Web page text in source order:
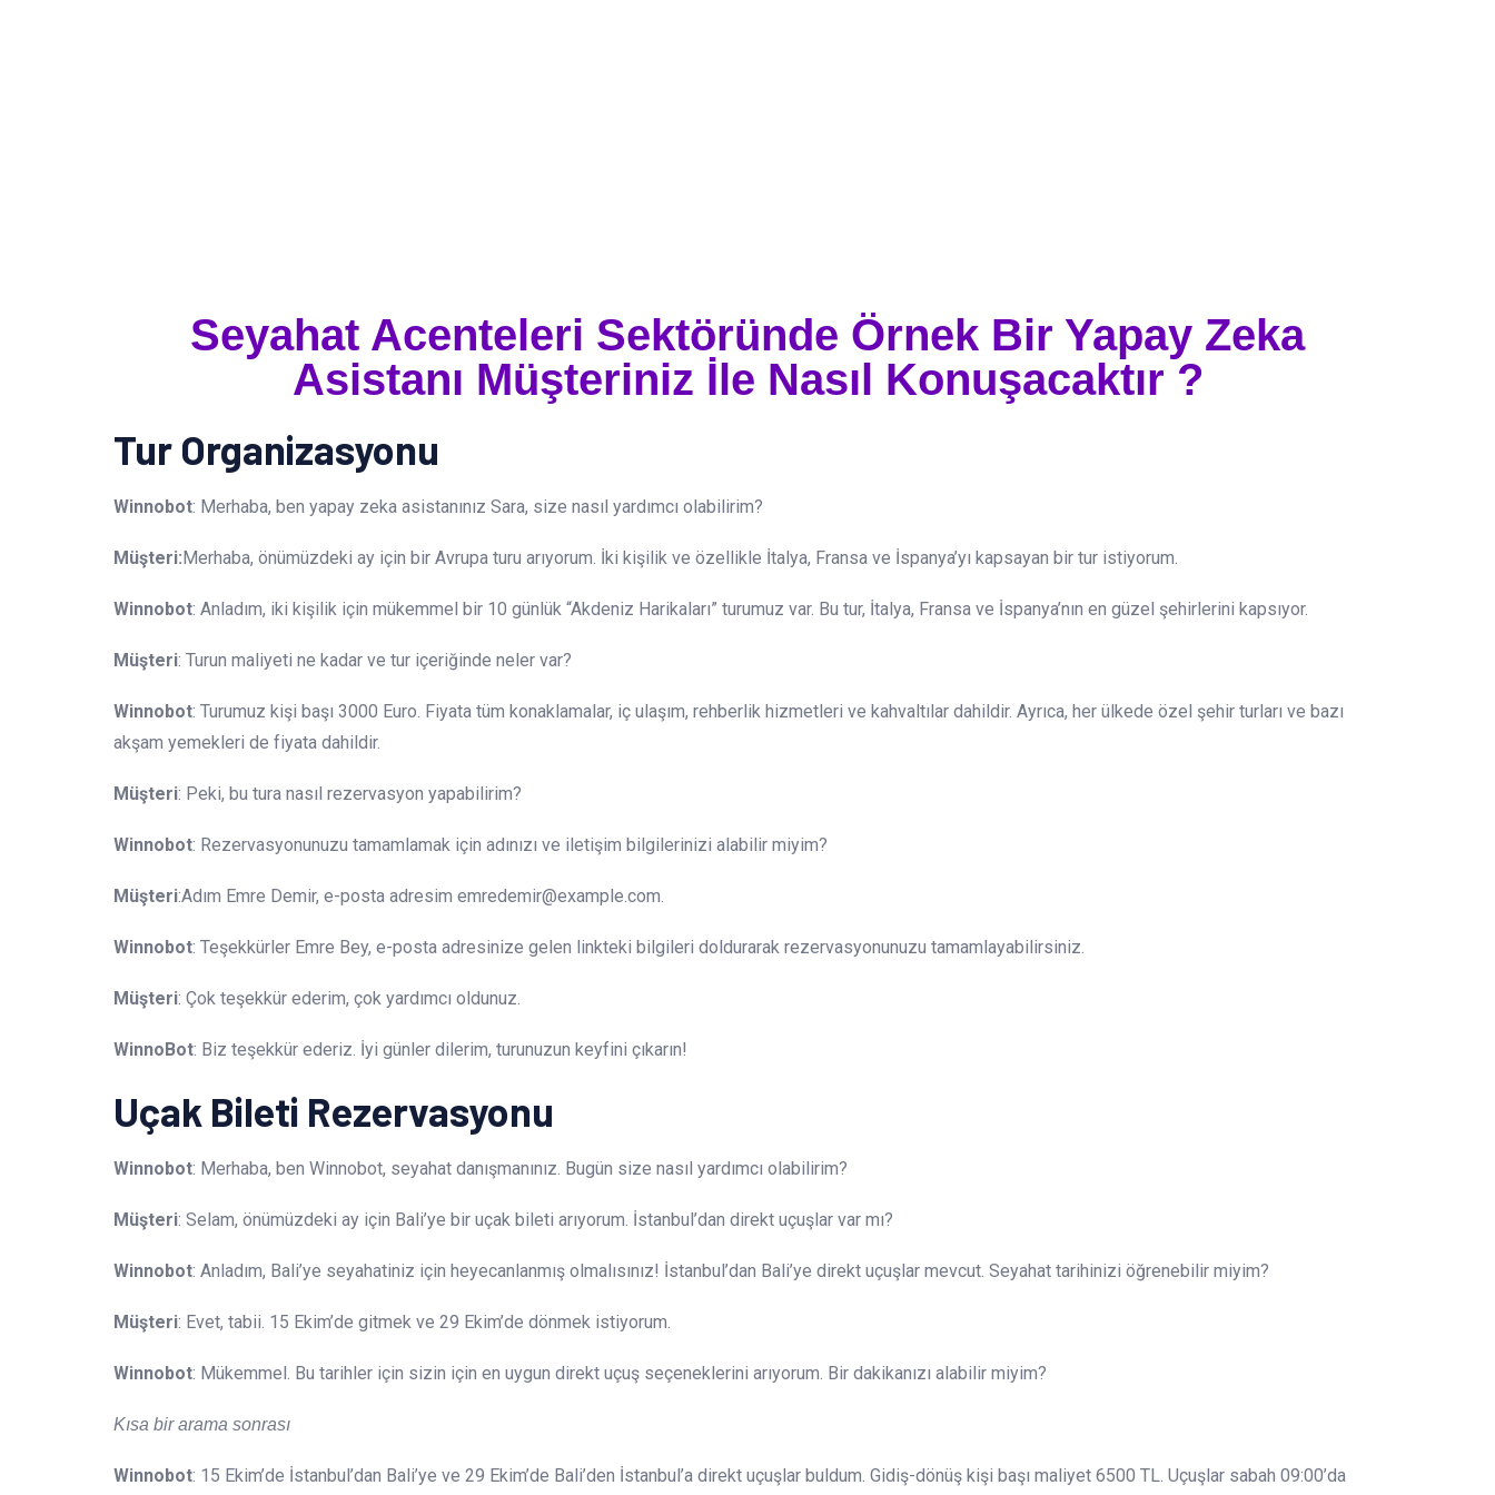
Seyahat Acenteleri Sektöründe Örnek Bir Yapay Zeka
Asistanı Müşteriniz İle Nasıl Konuşacaktır ?
Tur Organizasyonu
Winnobot: Merhaba, ben yapay zeka asistanınız Sara, size nasıl yardımcı olabilirim?
Müşteri: Merhaba, önümüzdeki ay için bir Avrupa turu arıyorum. İki kişilik ve özellikle İtalya, Fransa ve İspanya’yı kapsayan bir tur istiyorum.
Winnobot: Anladım, iki kişilik için mükemmel bir 10 günlük “Akdeniz Harikaları” turumuz var. Bu tur, İtalya, Fransa ve İspanya’nın en güzel şehirlerini kapsıyor.
Müşteri: Turun maliyeti ne kadar ve tur içeriğinde neler var?
Winnobot: Turumuz kişi başı 3000 Euro. Fiyata tüm konaklamalar, iç ulaşım, rehberlik hizmetleri ve kahvaltılar dahildir. Ayrıca, her ülkede özel şehir turları ve bazı
akşam yemekleri de fiyata dahildir.
Müşteri: Peki, bu tura nasıl rezervasyon yapabilirim?
Winnobot: Rezervasyonunuzu tamamlamak için adınızı ve iletişim bilgilerinizi alabilir miyim?
Müşteri:Adım Emre Demir, e-posta adresim emredemir@example.com.
Winnobot: Teşekkürler Emre Bey, e-posta adresinize gelen linkteki bilgileri doldurarak rezervasyonunuzu tamamlayabilirsiniz.
Müşteri: Çok teşekkür ederim, çok yardımcı oldunuz.
WinnoBot: Biz teşekkür ederiz. İyi günler dilerim, turunuzun keyfini çıkarın!
Uçak Bileti Rezervasyonu
Winnobot: Merhaba, ben Winnobot, seyahat danışmanınız. Bugün size nasıl yardımcı olabilirim?
Müşteri: Selam, önümüzdeki ay için Bali’ye bir uçak bileti arıyorum. İstanbul’dan direkt uçuşlar var mı?
Winnobot: Anladım, Bali’ye seyahatiniz için heyecanlanmış olmalısınız! İstanbul’dan Bali’ye direkt uçuşlar mevcut. Seyahat tarihinizi öğrenebilir miyim?
Müşteri: Evet, tabii. 15 Ekim’de gitmek ve 29 Ekim’de dönmek istiyorum.
Winnobot: Mükemmel. Bu tarihler için sizin için en uygun direkt uçuş seçeneklerini arıyorum. Bir dakikanızı alabilir miyim?
Kısa bir arama sonrası
Winnobot: 15 Ekim’de İstanbul’dan Bali’ye ve 29 Ekim’de Bali’den İstanbul’a direkt uçuşlar buldum. Gidiş-dönüş kişi başı maliyet 6500 TL. Uçuşlar sabah 09:00’da